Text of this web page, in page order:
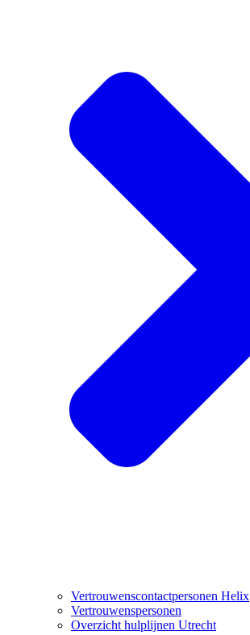
Vertrouwenscontactpersonen Helix
Vertrouwenspersonen
Overzicht hulplijnen Utrecht